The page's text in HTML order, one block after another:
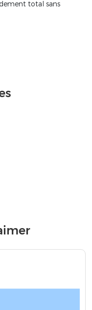
total sans